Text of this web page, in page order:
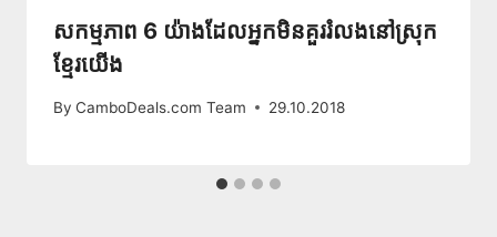
សកម្មភាព​ 6 យ៉ាងដែលអ្នកមិនគួររំលងនៅស្រុក
ខ្មែរយើង
By CamboDeals.com Team 29.10.2018